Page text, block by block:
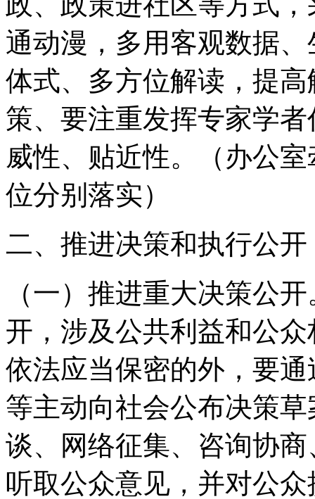
通动漫，多用客观数据
体式、多方位解读，提
策、要注重发挥专家学
威性、贴近性。
（办公
位分别落实）
二、推进决策和执行公
（一）推进重大决策公开
开，涉及公共利益和公
依法应当保密的外，要
等主动向社会公布决策
谈、网络征集、咨询协
听取公众意见，并对公